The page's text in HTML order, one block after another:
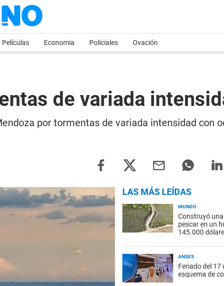
Películas Economia Policiales Ovación
de variada
por tormentas de variada intensidad con
LAS MÁS LEÍDAS
MUNDO
Construyó
pescar en un
145.000
ANSES
Feriado del 17
esquema de